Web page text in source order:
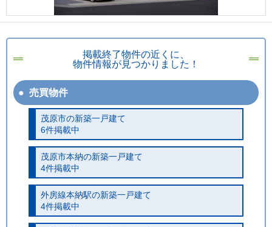
掲載終了物件の近くに、
物件情報が見つかりました！
売買物件
茂原市の新築一戸建て
6件掲載中
茂原市本納の新築一戸建て
4件掲載中
外房線本納駅の新築一戸建て
4件掲載中